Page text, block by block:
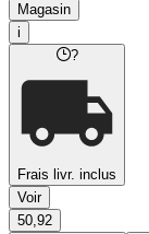
Magasin
i
?
Frais livr. inclus
Voir
50,92